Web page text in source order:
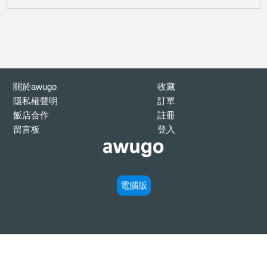
關於awugo
隱私權聲明
飯店合作
留言板
收藏
訂單
註冊
登入
電腦版